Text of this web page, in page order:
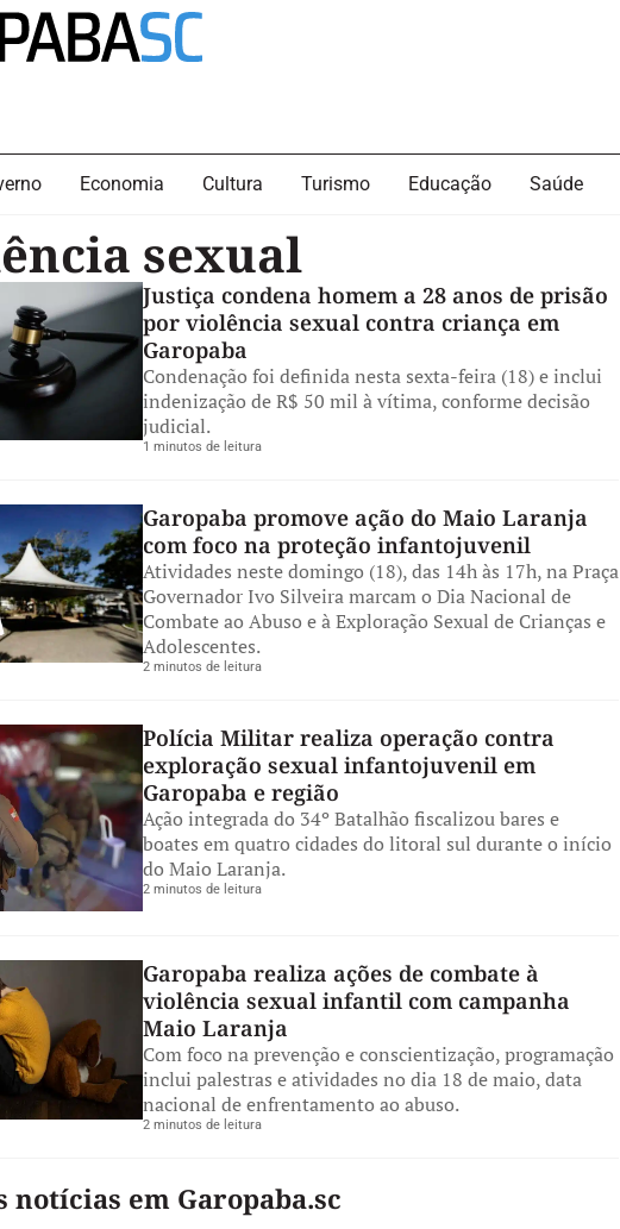
Economia Cultura Turismo Educação Saúde
sexual
Justiça condena homem a 28 anos de prisão
por violência sexual contra criança em
Garopaba
Condenação foi definida nesta sexta-feira (18) e inclui
indenização de R$ 50 mil à vítima, conforme decisão
judicial.
1 minutos de leitura
Garopaba promove ação do Maio Laranja
com foco na proteção infantojuvenil
Atividades neste domingo (18), das 14h às 17h, na Praça
Governador Ivo Silveira marcam o Dia Nacional de
Combate ao Abuso e à Exploração Sexual de Crianças e
Adolescentes.
2 minutos de leitura
Polícia Militar realiza operação contra
exploração sexual infantojuvenil em
Garopaba e região
Ação integrada do 34º Batalhão fiscalizou bares e
boates em quatro cidades do litoral sul durante o início
do Maio Laranja.
2 minutos de leitura
Garopaba realiza ações de combate à
violência sexual infantil com campanha
Maio Laranja
Com foco na prevenção e conscientização, programação
inclui palestras e atividades no dia 18 de maio, data
nacional de enfrentamento ao abuso.
2 minutos de leitura
notícias em Garopaba.sc